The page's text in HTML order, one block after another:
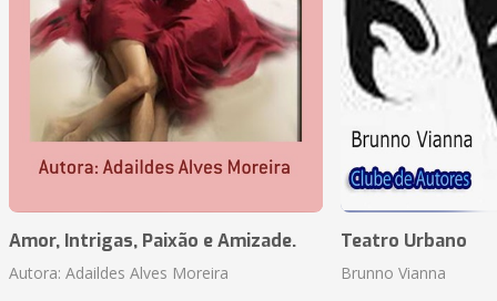
Amor, Intrigas, Paixão e Amizade.
Autora: Adaildes Alves Moreira
Teatro Urbano
Brunno Vianna